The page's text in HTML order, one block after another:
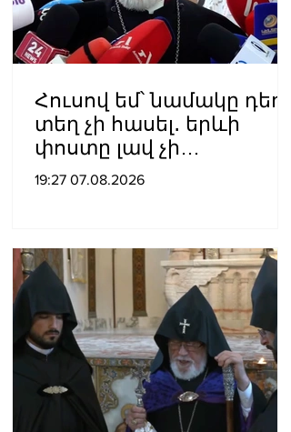
Հուսով եմ՝ նամակը դեռ
տեղ չի հասել․ երևի
փոստը լավ չի
աշխատում․ Նաթան
մասին
19:27 07.08.2026